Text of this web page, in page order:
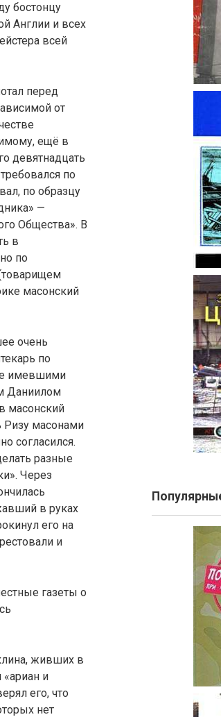
бостонцу
Англии и всех
всей
перед
от
ещё в
девятнадцать
по
по образцу
—
Общества». В
в
по
масонский
очень
по
имевшими
Даниилом
масонский
Ризу масонами
согласился.
разные
Через
в руках
его на
и
газеты о
живших в
и
его, что
нет